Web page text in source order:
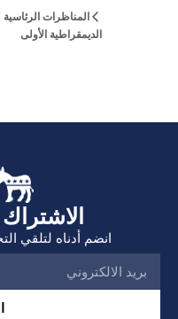
المناظرات الرئاسية
الديمقراطية الأولى
انضم أدناه لتلقي